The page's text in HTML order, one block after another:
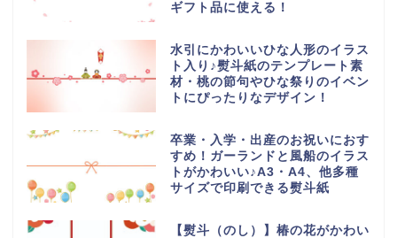
ギフト品に使える！
水引にかわいいひな人形のイラス
ト入り♪熨斗紙のテンプレート素
材・桃の節句やひな祭りのイベン
トにぴったりなデザイン！
卒業・入学・出産のお祝いにおす
すめ！ガーランドと風船のイラス
トがかわいい♪A3・A4、他多種
サイズで印刷できる熨斗紙
【熨斗（のし）】椿の花がかわい